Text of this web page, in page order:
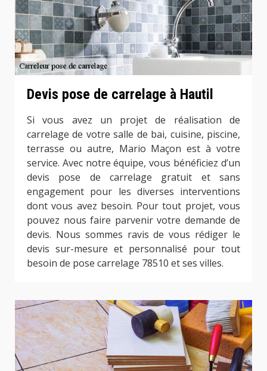
Devis pose de carrelage à Hautil
Si vous avez un projet de réalisation de
carrelage de votre salle de bai, cuisine, piscine,
terrasse ou autre, Mario Maçon est à votre
service. Avec notre équipe, vous bénéficiez d’un
devis pose de carrelage gratuit et sans
engagement pour les diverses interventions
dont vous avez besoin. Pour tout projet, vous
pouvez nous faire parvenir votre demande de
devis. Nous sommes ravis de vous rédiger le
devis sur-mesure et personnalisé pour tout
besoin de pose carrelage 78510 et ses villes.